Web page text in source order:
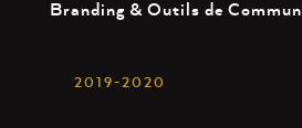
Branding & Outils de
2019-2020